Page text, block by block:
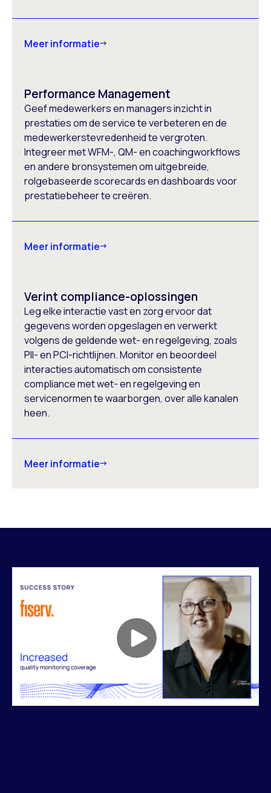
Meer informatie
Performance Management
Geef medewerkers en managers inzicht in
prestaties om de service te verbeteren en de
medewerkerstevredenheid te vergroten.
Integreer met WFM-, QM- en coachingworkflows
en andere bronsystemen om uitgebreide,
rolgebaseerde scorecards en dashboards voor
prestatiebeheer te creëren.
Meer informatie
Verint compliance-oplossingen
Leg elke interactie vast en zorg ervoor dat
gegevens worden opgeslagen en verwerkt
volgens de geldende wet- en regelgeving, zoals
PII- en PCI-richtlijnen. Monitor en beoordeel
interacties automatisch om consistente
compliance met wet- en regelgeving en
servicenormen te waarborgen, over alle kanalen
heen.
Meer informatie